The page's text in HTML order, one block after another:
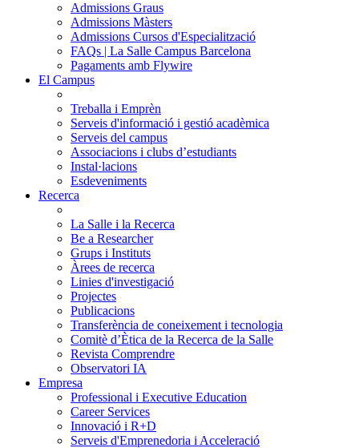
Admissions Graus
Admissions Màsters
Admissions Cursos d'Especialització
FAQs | La Salle Campus Barcelona
Pagaments amb Flywire
El Campus
Treballa i Emprèn
Serveis d'informació i gestió acadèmica
Serveis del campus
Associacions i clubs d’estudiants
Instal·lacions
Esdeveniments
Recerca
La Salle i la Recerca
Be a Researcher
Grups i Instituts
Àrees de recerca
Linies d'investigació
Projectes
Publicacions
Transferència de coneixement i tecnologia
Comitè d’Ètica de la Recerca de la Salle
Revista Comprendre
Observatori IA
Empresa
Professional i Executive Education
Career Services
Innovació i R+D
Serveis d'Emprenedoria i Acceleració